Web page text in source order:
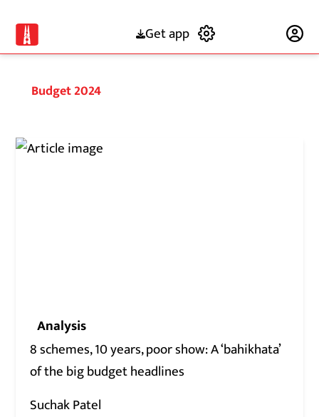
Get app
Budget 2024
Analysis
8 schemes, 10 years, poor show: A ‘bahikhata’
of the big budget headlines
Suchak Patel